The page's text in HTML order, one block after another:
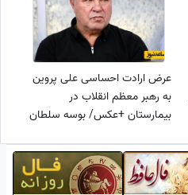
عرض ارادت احساسی علی پروین
به رهبر معظم انقلاب در
بیمارستان +عکس/ بوسه سلطان